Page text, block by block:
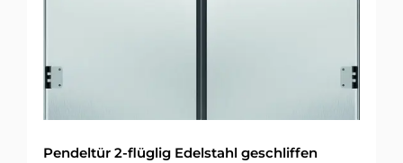
Pendeltür 2-flüglig Edelstahl geschliffen